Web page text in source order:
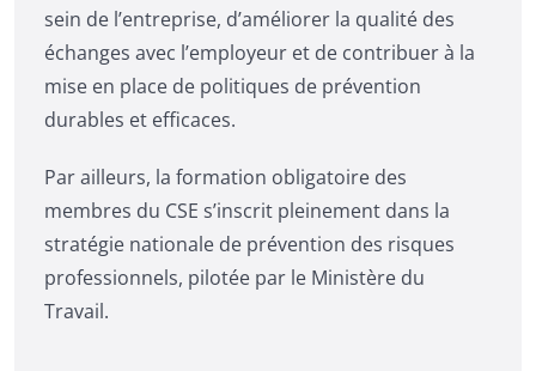
sein de l’entreprise, d’améliorer la qualité des
échanges avec l’employeur et de contribuer à la
mise en place de politiques de prévention
durables et efficaces.
Par ailleurs, la formation obligatoire des
membres du CSE s’inscrit pleinement dans la
stratégie nationale de prévention des risques
professionnels, pilotée par le Ministère du
Travail.